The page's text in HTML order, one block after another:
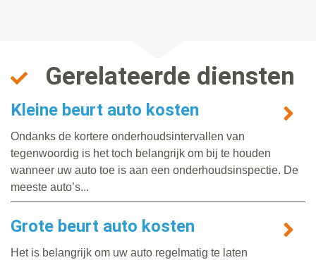
Gerelateerde diensten
Kleine beurt auto kosten
Ondanks de kortere onderhoudsintervallen van
tegenwoordig is het toch belangrijk om bij te houden
wanneer uw auto toe is aan een onderhoudsinspectie. De
meeste auto’s...
Grote beurt auto kosten
Het is belangrijk om uw auto regelmatig te laten